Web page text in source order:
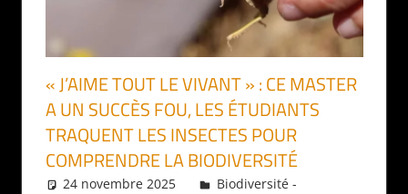
« J’AIME TOUT LE VIVANT » : CE MASTER
A UN SUCCÈS FOU, LES ÉTUDIANTS
TRAQUENT LES INSECTES POUR
COMPRENDRE LA BIODIVERSITÉ
24 novembre 2025 Daniel
Biodiversité -